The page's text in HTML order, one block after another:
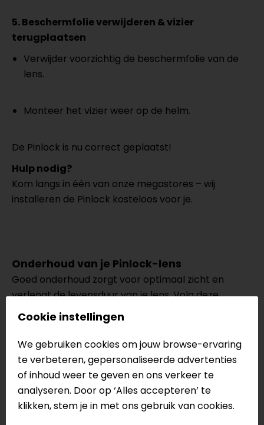
5. Beschermfolie verwijderen & vizier
terugplaatsen
Verwijder voorzichtig de beschermfolie van de
lens.
Monteer het vizier weer op de helm.
De Pinlock is nu correct geplaatst!
Hulp nodig?
Kom langs in één van onze megastores – wij
installeren de Pinlock kosteloos voor je.
Onderhoud van je Pinlock-lens
Goed onderhoud zorgt voor optimaal zicht en
verlengt de levensduur van je lens. Volg deze
eenvoudige stappen:
1. Lens verwijderen
Haal eerst het vizier van de helm.
Buig het vizier lichtjes tot de spanning van de lens
Cookie instellingen
We gebruiken cookies om jouw browse-ervaring
te verbeteren, gepersonaliseerde advertenties
of inhoud weer te geven en ons verkeer te
analyseren. Door op ‘Alles accepteren’ te
klikken, stem je in met ons gebruik van cookies.